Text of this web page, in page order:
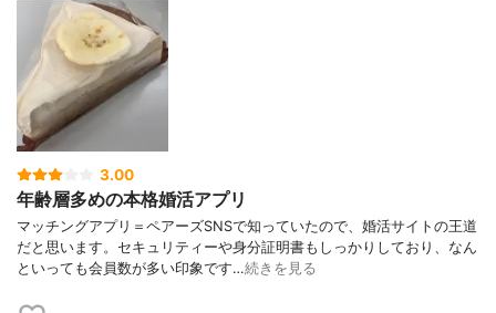
3.00
年齢層多めの本格婚活アプリ
マッチングアプリ＝ペアーズSNSで知っていたので、婚活サイトの王道
だと思います。セキュリティーや身分証明書もしっかりしており、なん
といっても会員数が多い印象です…続きを見る